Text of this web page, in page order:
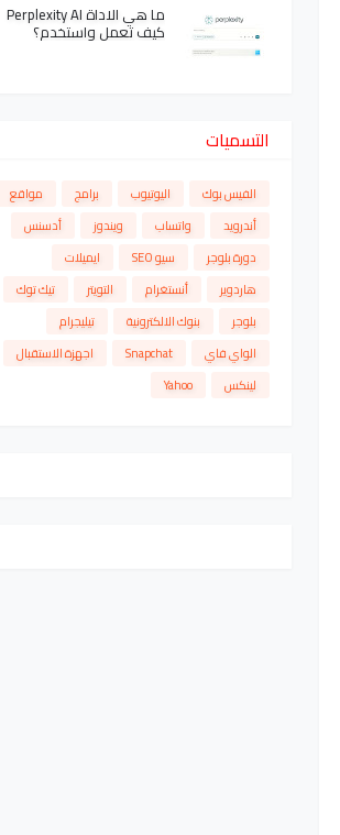
ما هي الاداة Perplexity AI
كيف تعمل واستخدم؟
التسميات
الفيس بوك اليوتيوب برامج
مواقع
أندرويد
واتساب ويندوز
أدسنس
دورة بلوجر
سيو SEO
ايميلات
هاردوير
أنستغرام التويتر
تيك توك
بلوجر
بنوك الالكترونية
تيليجرام
الواي فاي
Snapchat
اجهزة الاستقبال
لينكس
Yahoo